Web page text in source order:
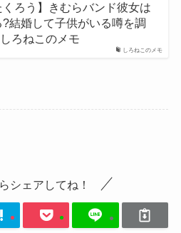
しろねこのメモ
くろう】きむらバンド彼女は
?結婚して子供がいる噂を調
ろねこのメモ
シェアしてね！